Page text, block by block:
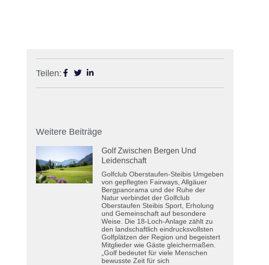
Teilen:
Weitere Beiträge
Golf Zwischen Bergen Und
Leidenschaft
Golfclub Oberstaufen-Steibis Umgeben
von gepflegten Fairways, Allgäuer
Bergpanorama und der Ruhe der
Natur verbindet der Golfclub
Oberstaufen Steibis Sport, Erholung
und Gemeinschaft auf besondere
Weise. Die 18-Loch-Anlage zählt zu
den landschaftlich eindrucksvollsten
Golfplätzen der Region und begeistert
Mitglieder wie Gäste gleichermaßen.
„Golf bedeutet für viele Menschen
bewusste Zeit für sich